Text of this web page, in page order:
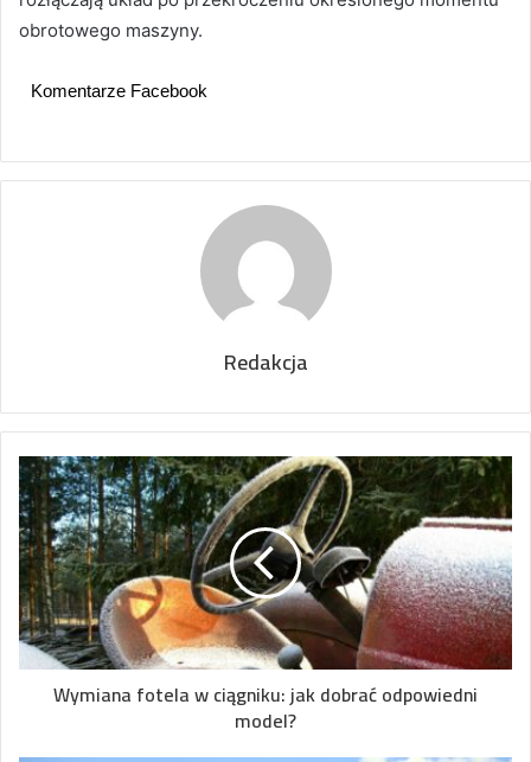
obrotowego maszyny.
Komentarze Facebook
Redakcja
Wymiana fotela w ciągniku: jak dobrać odpowiedni
model?